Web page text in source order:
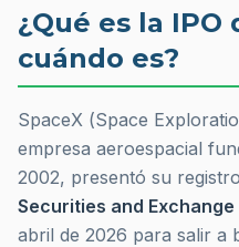
¿Qué es la IPO
cuándo es?
SpaceX (Space
empresa aeroespacial
2002, presentó su
Securities and Exchange
abril de 2026 para salir a